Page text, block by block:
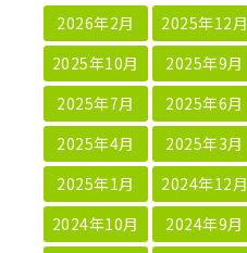
2026年2月 2025年12月
2025年10月
2025年9月
2025年7月
2025年6月
2025年4月
2025年3月
2025年1月
2024年12月
2024年10月
2024年9月